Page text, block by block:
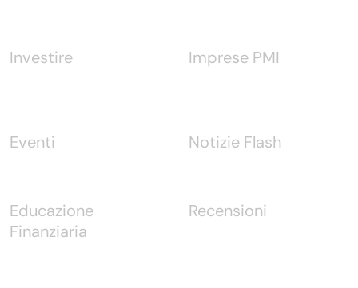
Investire Imprese PMI
Eventi
Educazione
Finanziaria
Notizie Flash
Recensioni